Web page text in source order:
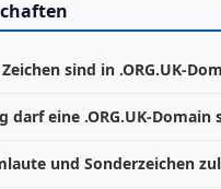
sind in .ORG.UK-
darf eine .ORG.UK-Domain
und Sonderzeichen